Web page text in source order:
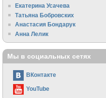
Екатерина Усачева
Татьяна Бобровских
Анастасия Бондарук
Анна Лелик
Мы в социальных сетях
ВКонтакте
YouTube